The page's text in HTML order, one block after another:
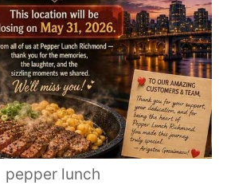
pepper lunch